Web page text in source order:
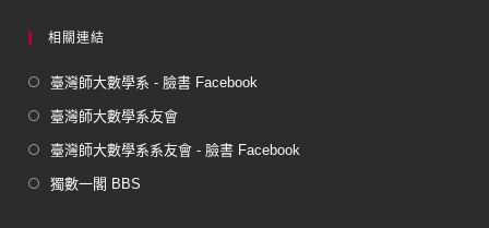
相關連結
臺灣師大數學系 - 臉書 Facebook
臺灣師大數學系友會
臺灣師大數學系系友會 - 臉書 Facebook
獨數一閣 BBS